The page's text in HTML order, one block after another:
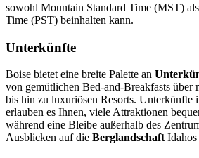
sowohl Mountain Standard Time (MST)
Time (PST) beinhalten kann.
Unterkünfte
Boise bietet eine breite Palette an
von gemütlichen Bed-and-Breakfasts über
bis hin zu luxuriösen Resorts. Unterkünfte
erlauben es Ihnen, viele Attraktionen
während eine Bleibe außerhalb des
Ausblicken auf die BerglandschaftIdahos